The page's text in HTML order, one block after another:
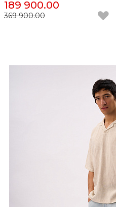
189 900.00
369 900.00